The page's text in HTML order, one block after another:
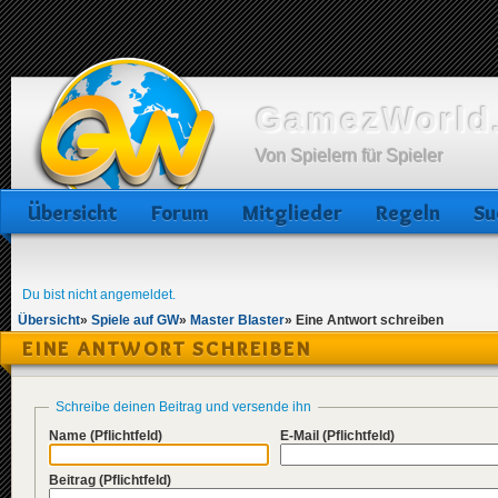
Von Spielern für Spieler
Übersicht Forum Mitglieder Regeln
Du bist nicht angemeldet.
Übersicht» Spiele auf GW» Master Blaster» Eine Antwort schreiben
EINE ANTWORT SCHREIBEN
Schreibe deinen Beitrag und versende ihn
Name (Pflichtfeld) E-Mail (Pflichtfeld)
Beitrag (Pflichtfeld)